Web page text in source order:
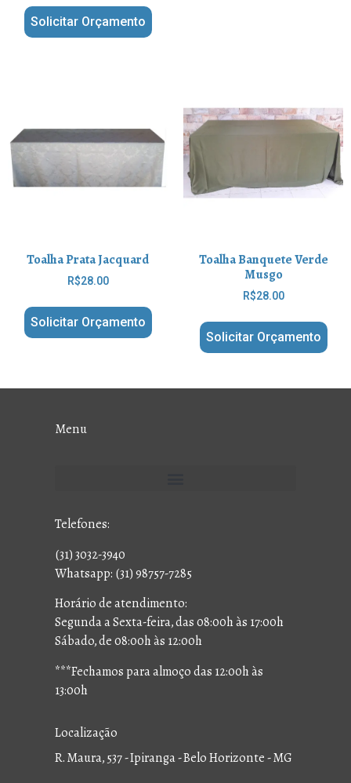
Solicitar Orçamento
Toalha Prata Jacquard
R$28.00
Solicitar Orçamento
Toalha Banquete Verde
Musgo
R$28.00
Solicitar Orçamento
Menu
Telefones:
(31) 3032-3940
Whatsapp: (31) 98757-7285
Horário de atendimento:
Segunda a Sexta-feira, das 08:00h às 17:00h
Sábado, de 08:00h às 12:00h
***Fechamos para almoço das 12:00h às
13:00h
Localização
R. Maura, 537 - Ipiranga - Belo Horizonte - MG